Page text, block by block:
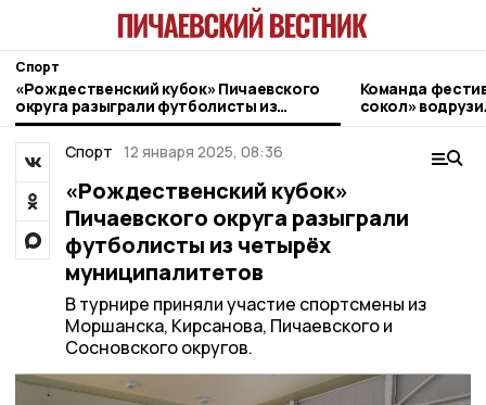
Спорт
«Рождественский кубок» Пичаевского
округа разыграли футболисты из
четырёх муниципалитетов
Команда
сокол»
области на
Спорт 12 января 2025, 08:36
«Рождественский кубок»
Пичаевского округа разыграли
футболисты из четырёх
муниципалитетов
В турнире приняли участие спортсмены из
Моршанска, Кирсанова, Пичаевского и
Сосновского округов.